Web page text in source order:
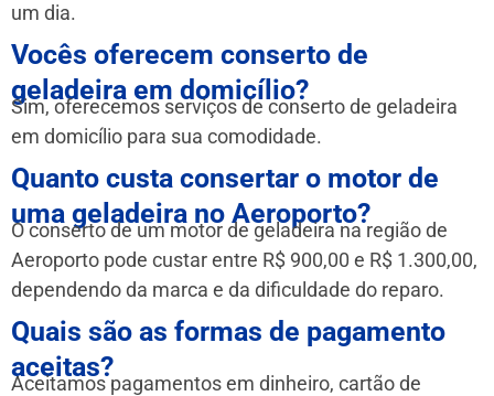
um dia.
Vocês oferecem conserto de
geladeira em domicílio?
Sim, oferecemos serviços de conserto de geladeira
em domicílio para sua comodidade.
Quanto custa consertar o motor de
uma geladeira no Aeroporto?
O conserto de um motor de geladeira na região de
Aeroporto pode custar entre R$ 900,00 e R$ 1.300,00,
dependendo da marca e da dificuldade do reparo.
Quais são as formas de pagamento
aceitas?
Aceitamos pagamentos em dinheiro, cartão de